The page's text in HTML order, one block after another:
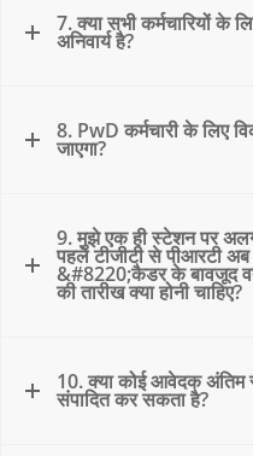
7. क्या सभी कर्मचारियों के
अनिवार्य है?
8. PwD कर्मचारी के लिए
जाएगा?
9. मुझे एक ही स्टेशन पर
पहले टीजीटी से पीआरटी
&#8220;कैडर के बावजूद
की तारीख क्या होनी चाहिए?
10. क्या कोई आवेदक
संपादित कर सकता है?